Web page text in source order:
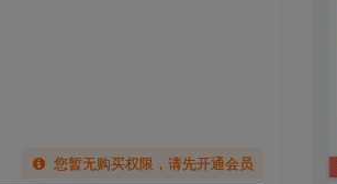
您暂无购买权限，请先开通会员